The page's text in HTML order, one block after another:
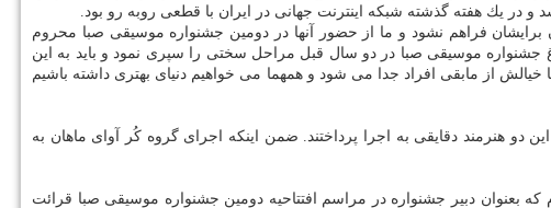
یك هفته گذشته شبكه اینترنت جهانی در ایران با قطعی روبه رو بود.
فراهم نشود و ما از حضور آنها در دومین جشنواره موسیقی صبا محروم
جشنواره موسیقی صبا در دو سال قبل مراحل سختی را سپری نمود و باید به این
خیالش از مابقی افراد جدا می شود و همهما می خواهیم دنیای بهتری داشته باشیم
هنرمند دقایقی به اجرا پرداختند. ضمن اینكه اجرای گروه كُر آوای ماهان به
كه بعنوان دبیر جشنواره در مراسم افتتاحیه دومین جشنواره موسیقی صبا قرائت